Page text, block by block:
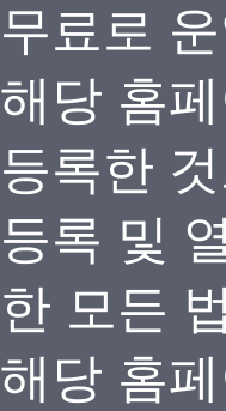
무료로
해당 홈
등록한
등록 및
한 모든
해당 홈